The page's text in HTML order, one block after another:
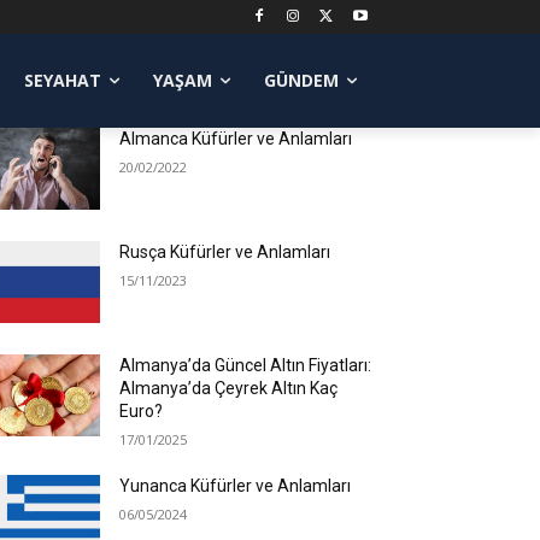
SEYAHAT YAŞAM GÜNDEM
POPÜLER YAZILAR
Almanca Küfürler ve Anlamları
20/02/2022
Rusça Küfürler ve Anlamları
15/11/2023
Almanya’da Güncel Altın Fiyatları:
Almanya’da Çeyrek Altın Kaç
Euro?
17/01/2025
Yunanca Küfürler ve Anlamları
06/05/2024